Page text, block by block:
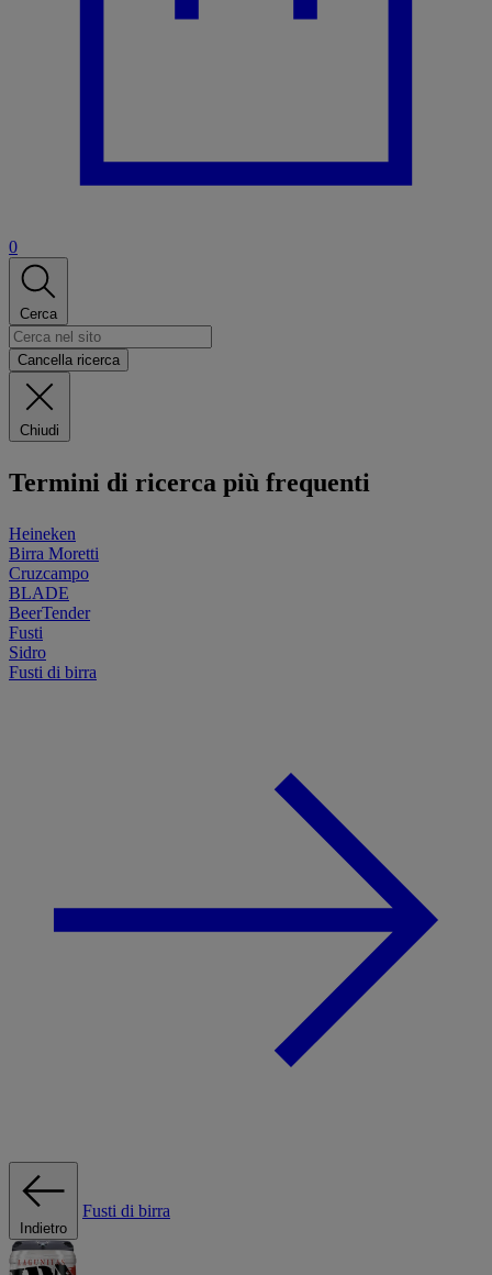
0
Cerca
Cancella ricerca
Chiudi
Termini di ricerca più frequenti
Heineken
Birra Moretti
Cruzcampo
BLADE
BeerTender
Fusti
Sidro
Fusti di birra
Indietro
Fusti di birra